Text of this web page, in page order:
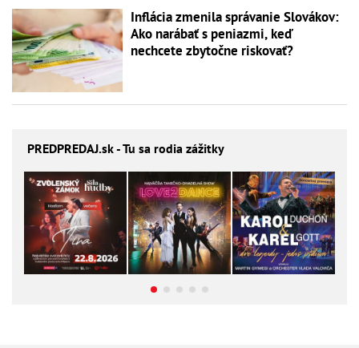
Inflácia zmenila správanie Slovákov:
Ako narábať s peniazmi, keď
nechcete zbytočne riskovať?
PREDPREDAJ.sk - Tu sa rodia zážitky